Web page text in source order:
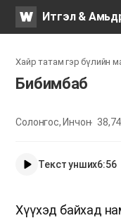
WATVИтгэл &
Хайр татам гэр бүлийн
Бибимбаб
Солонгос, Инчон
Текст унших6:56
Хүүхэд байхад